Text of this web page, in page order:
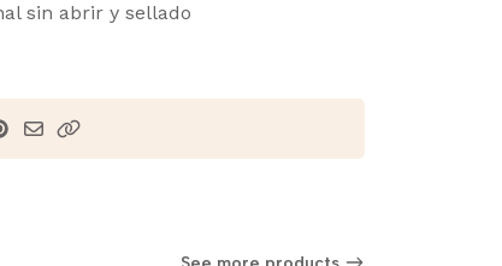
sin abrir y sellado